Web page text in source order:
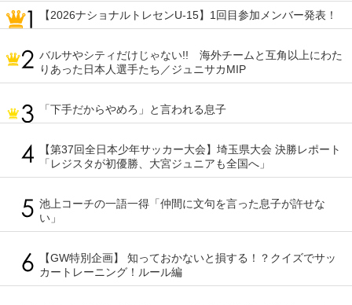
【2026ナショナルトレセンU-15】1回目参加メンバー発表！
バルサやシティだけじゃない!! 海外チームと互角以上にわた
りあった日本人選手たち／ジュニサカMIP
「下手だからやめろ」と言われる息子
【第37回全日本少年サッカー大会】埼玉県大会 決勝レポート
「レジスタが初優勝、大宮ジュニアも全国へ」
池上コーチの一語一得「仲間に文句を言った息子が許せな
い」
【GW特別企画】 知っておかないと損する！？クイズでサッ
カートレーニング！ルール編